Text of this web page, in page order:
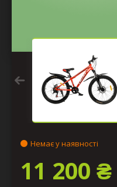
Немає у наявності
11 200 ₴